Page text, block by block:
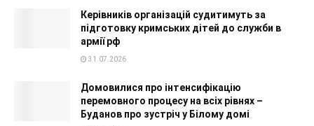
Керівників організацій судитимуть за
підготовку кримських дітей до служби в
армії рф
31.07.2026
Домовилися про інтенсифікацію
перемовного процесу на всіх рівнях –
Буданов про зустріч у Білому домі